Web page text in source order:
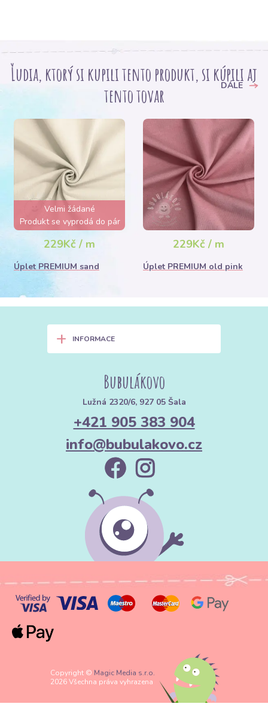
Ľudia, ktorý si kupili tento produkt, si kúpili aj
tento tovar
DÁLE
Velmi žádané
Produkt se vyprodá do pár
hodin
229Kč / m
Úplet PREMIUM sand
229Kč / m
Úplet PREMIUM old pink
+ INFORMACE
Bubulákovo
Lužná 2320/6, 927 05 Šala
+421 905 383 904
info@bubulakovo.cz
Copyright © Magic Media s.r.o.
2026 Všechna práva vyhrazena